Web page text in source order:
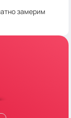
замерим